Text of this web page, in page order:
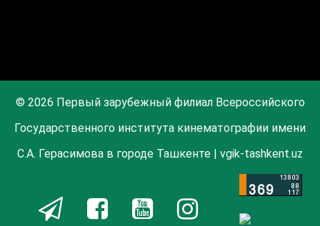
© 2026 Первый зарубежный филиал Всероссийского
Государственного института кинематографии имени
С.А. Герасимова в городе Ташкенте | vgik-tashkent.uz